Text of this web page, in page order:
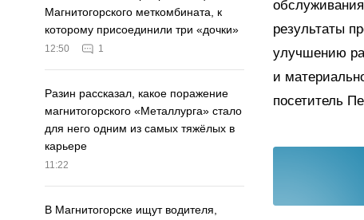
Магнитогорского меткомбината, к
которому присоединили три «дочки»
12:50 1
Разин рассказал, какое поражение
магнитогорского «Металлурга» стало
для него одним из самых тяжёлых в
карьере
11:22
В Магнитогорске ищут водителя,
результаты
улучшению
и
посетитель